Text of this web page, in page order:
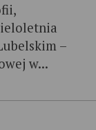
–
w...